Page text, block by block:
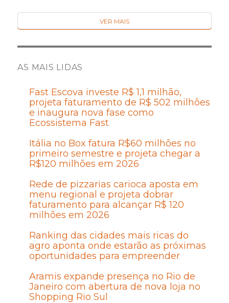
VER MAIS
AS MAIS LIDAS
Fast Escova investe R$ 1,1 milhão,
projeta faturamento de R$ 502 milhões
e inaugura nova fase como
Ecossistema Fast
Itália no Box fatura R$60 milhões no
primeiro semestre e projeta chegar a
R$120 milhões em 2026
Rede de pizzarias carioca aposta em
menu regional e projeta dobrar
faturamento para alcançar R$ 120
milhões em 2026
Ranking das cidades mais ricas do
agro aponta onde estarão as próximas
oportunidades para empreender
Aramis expande presença no Rio de
Janeiro com abertura de nova loja no
Shopping Rio Sul